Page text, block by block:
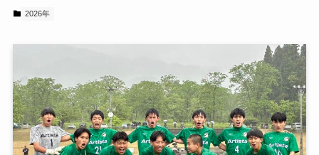
2026年